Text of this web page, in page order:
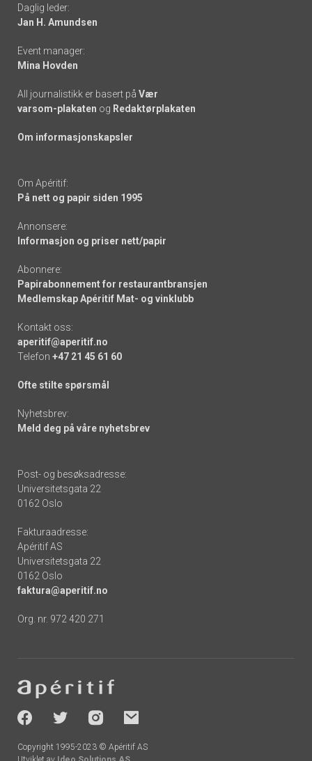
links
Daglig leder:
Jan H. Amundsen
Event manager:
Mina Hovden
All journalistikk er basert på Vær
varsom-plakaten og Redaktørplakaten
Om informasjonskapsler
Om Apéritif:
På nett og papir siden 1995
Annonsere:
Informasjon og priser nett/papir
Abonnere:
Papirabonnement for restaurantbransjen
Medlemskap Apéritif Mat- og vinklubb
Kontakt oss:
aperitif@aperitif.no
Telefon +47 21 45 61 60
Ofte stilte spørsmål
Nyhetsbrev:
Meld deg på våre nyhetsbrev
Post- og besøksadresse:
Universitetsgata 22
0162 Oslo
Fakturaadresse:
Apéritif AS
Universitetsgata 22
0162 Oslo
faktura@aperitif.no
Org. nr. 972 420 271
-
socials
Copyright 1995-2023 © Apéritif AS